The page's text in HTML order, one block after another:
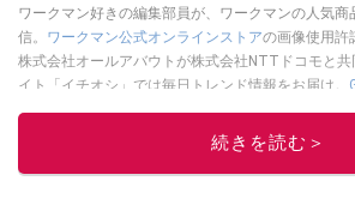
ワークマン好きの編集部員が、ワークマンの人気商
信。 ワークマン公式オンラインストアの画像使用許
株式会社オールアバウトが株式会社NTTドコモと
イト「イチオシ」では毎日トレンド情報をお届け。
このイチオシ
続きを読む＞